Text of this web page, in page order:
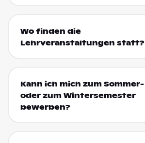
Wo finden die
Lehrveranstaltungen statt?
Kann ich mich zum Sommer-
oder zum Wintersemester
bewerben?